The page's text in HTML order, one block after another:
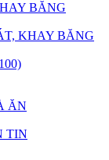
BĂNG
KHAY BĂNG
ĂN
TIN